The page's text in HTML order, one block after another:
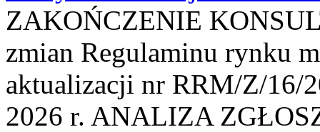
ZAKOŃCZENIE
zmian Regulaminu rynku
aktualizacji nr RRM/Z/16/
2026 r. ANALIZA